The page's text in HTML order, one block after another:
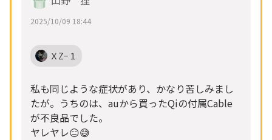
2025/10/09 18:44
ＸZ−１
私も同じような症状があり、かなり苦しみまし
たが。うちのは、auから買ったQiの付属Cable
が不良品でした。
ヤレヤレ😑😅